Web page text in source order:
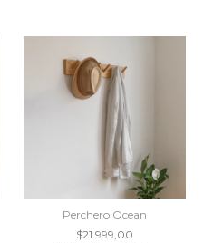
Perchero Ocean
$21.999,00